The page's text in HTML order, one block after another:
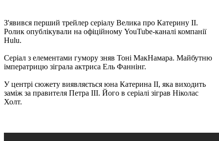
З'явився перший трейлер серіалу Велика про Катерину II.
Ролик опублікували на офіційному YouTube-каналі компанії
Hulu.
Серіал з елементами гумору зняв Тоні МакНамара. Майбутню
імператрицю зіграла актриса Ель Фаннінг.
У центрі сюжету виявляється юна Катерина II, яка виходить
заміж за правителя Петра III. Його в серіалі зіграв Ніколас
Холт.